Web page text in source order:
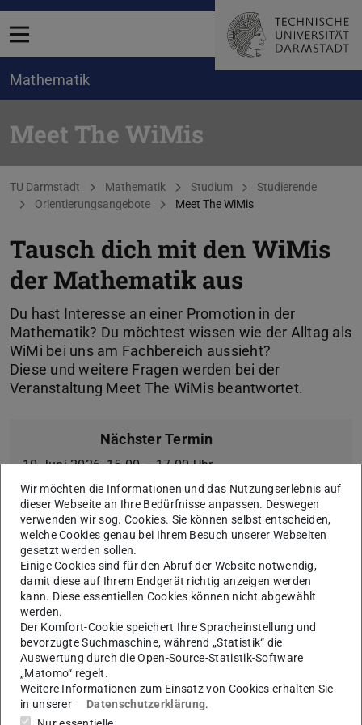
Menü öffnen
Mathematik
Meet The WiMis
Sie befinden sich hier:
TU Darmstadt Mathematik Studium
Studierende
Orientierungsangebote
Meet The WiMis
Tausch dich mit den WiMis
der Mathematik aus
Du hast Interesse an einer Promotion in der
Mathematik? Du möchtest wissen wie der Alltag als
WiMi bei uns am Fachbereich aussieht?
Diese und weitere Fragen werden bei der
Veranstaltung Meet The WiMis beantwortet.
Nächster Termin
10.Juni 2026, 15.00 – 17.00 Uhr
Ziel ist es, Studierenden die Möglichkeit zu geben sich in
lockerer Atmosphäre mit WiMis aus den verschiedenen
AGs an unserem Fachbereich auszutauschen und sich so
über die Möglichkeit der Promotion zu informieren.
Nach einem kurzen Infovortrag, inklusive Tipps zur
Bewerbung auf WiMi Stellen, können die teilnehmenden
WiMis in ihren Büros besucht werden und alle offenen
Fragen rund um die Themen Promotion, Forschung und
Lehre geklärt werden.
Wir möchten die Informationen und das Nutzungserlebnis auf
dieser Webseite an Ihre Bedürfnisse anpassen. Deswegen
verwenden wir sog. Cookies. Sie können selbst entscheiden,
welche Cookies genau bei Ihrem Besuch unserer Webseiten
gesetzt werden sollen.
Einige Cookies sind für den Abruf der Website notwendig,
damit diese auf Ihrem Endgerät richtig anzeigen werden
kann. Diese essentiellen Cookies können nicht abgewählt
werden.
Der Komfort-Cookie speichert Ihre Spracheinstellung und
bevorzugte Suchmaschine, während „Statistik“ die
Auswertung durch die Open-Source-Statistik-Software
„Matomo“ regelt.
Weitere Informationen zum Einsatz von Cookies erhalten Sie
in unserer
Datenschutzerklärung.